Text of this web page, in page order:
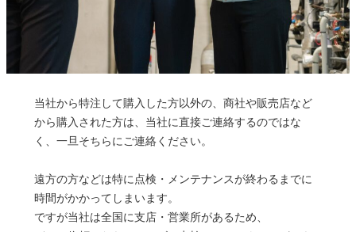
当社から特注して購入した方以外の、商社や販売店など
から購入された方は、当社に直接ご連絡するのではな
く、一旦そちらにご連絡ください。
遠方の方などは特に点検・メンテナンスが終わるまでに
時間がかかってしまいます。
ですが当社は全国に支店・営業所があるため、